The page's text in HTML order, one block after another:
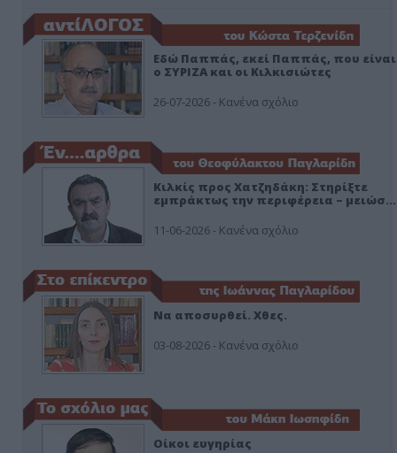
Εδώ Παππάς, εκεί Παππάς, που είναι
ο ΣΥΡΙΖΑ και οι Κιλκισιώτες
26-07-2026 - Κανένα σχόλιο
Κιλκίς προς Χατζηδάκη: Στηρίξτε
εμπράκτως την περιφέρεια – μειώσ…
11-06-2026 - Κανένα σχόλιο
Να αποσυρθεί. Χθες.
03-08-2026 - Κανένα σχόλιο
Οίκοι ευγηρίας